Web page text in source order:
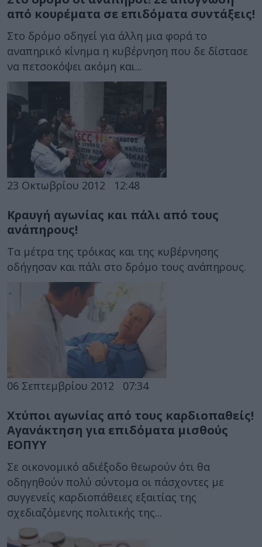
από κουρέματα σε επιδόματα συντάξεις!
Στο δρόμο οδηγεί για άλλη μια φορά το
αναπηρικό κίνημα η κυβέρνηση που δε δίστασε
να πετσοκόψει ακόμη και...
23 Οκτωβρίου 2012 12:48
Κραυγή αγωνίας και πάλι από τους
ανάπηρους!
Τα μέτρα της τρόικας και της κυβέρνησης
οδήγησαν και πάλι στο δρόμο τους ανάπηρους.
06 Σεπτεμβρίου 2012 07:34
Χτύποι αγωνίας από τους καρδιοπαθείς!
Αγανάκτηση για επιδόματα μισθούς
ΕΟΠΥΥ
Σε οικονομικό αδιέξοδο θεωρούν ότι θα
οδηγηθούν πολύ σύντομα οι πάσχοντες με
συγγενείς καρδιοπάθειες εξαιτίας της
σχεδιαζόμενης πολιτικής της...